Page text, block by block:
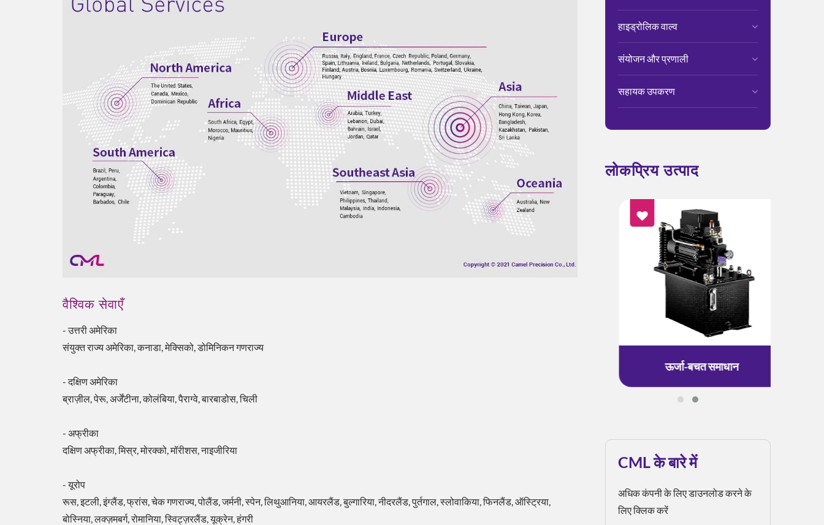
वैश्विक सेवाएँ
- उत्तरी अमेरिका
संयुक्त राज्य अमेरिका, कनाडा, मेक्सिको, डोमिनिकन गणराज्य
- दक्षिण अमेरिका
ब्राज़ील, पेरू, अर्जेंटीना, कोलंबिया, पैराग्वे, बारबाडोस, चिली
- अफ्रीका
दक्षिण अफ्रीका, मिस्र, मोरक्को, मॉरीशस, नाइजीरिया
- यूरोप
रूस, इटली, इंग्लैंड, फ्रांस, चेक गणराज्य, पोलैंड, जर्मनी, स्पेन, लिथुआनिया, आयरलैंड, बुल्गारिया, नीदरलैंड, पुर्तगाल, स्लोवाकिया, फिनलैंड, ऑस्ट्रिया,
बोस्निया, लक्ज़मबर्ग, रोमानिया, स्विट्ज़रलैंड, यूक्रेन, हंगरी
हाइड्रोलिक वाल्व
संयोजन और प्रणाली
सहायक उपकरण
लोकप्रिय उत्पाद
ऊर्जा-बचत समाधान
CML के बारे में
अधिक कंपनी के लिए डाउनलोड करने के
लिए क्लिक करें